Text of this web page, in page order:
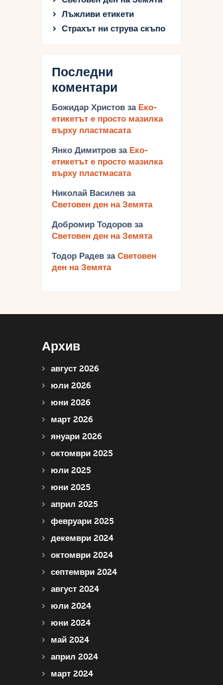
Лъжливи етикети
Страхът ни струва скъпо
Последни
коментари
Божидар Христов за Еко-
етикетът е просто мазилка
върху пластмасата
Янко Димитров за Еко-
етикетът е просто мазилка
върху пластмасата
Николай Василев за
Световен ден на Земята
Добромир Тодоров за
Световен ден на Земята
Тодор Радев за Световен
ден на Земята
Архив
август 2026
юли 2026
юни 2026
март 2026
януари 2026
октомври 2025
юли 2025
юни 2025
април 2025
февруари 2025
декември 2024
октомври 2024
септември 2024
август 2024
юли 2024
юни 2024
май 2024
април 2024
март 2024